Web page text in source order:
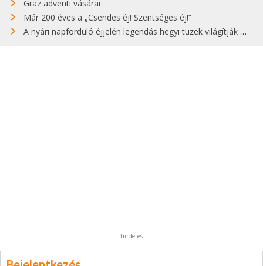
Graz adventi vásárai
Már 200 éves a „Csendes éj! Szentséges éj!”
A nyári napforduló éjjelén legendás hegyi tüzek világítják meg Zugspitzét
hirdetés